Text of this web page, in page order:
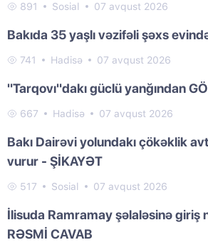
891 Sosial 07 avqust 2026
Bakıda 35 yaşlı vəzifəli şəxs
741 Hadisə 07 avqust 2026
"Tarqovı"dakı güclü yanğından
667 Hadisə 07 avqust 2026
Bakı Dairəvi yolundakı çökəklik
vurur - ŞİKAYƏT
517 Sosial 07 avqust 2026
İlisuda Ramramay şəlaləsinə giriş
RƏSMİ CAVAB